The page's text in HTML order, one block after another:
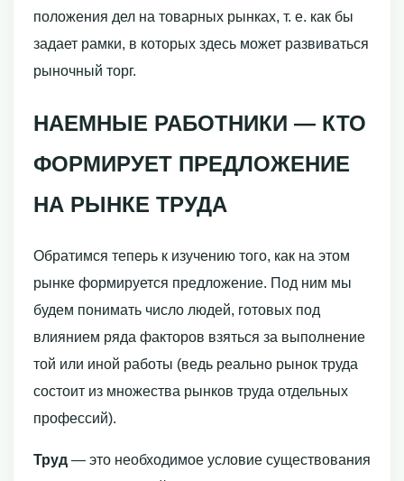
положения дел на товарных рынках, т. е. как бы
задает рамки, в которых здесь может развиваться
рыночный торг.
НАЕМНЫЕ РАБОТНИКИ — КТО
ФОРМИРУЕТ ПРЕДЛОЖЕНИЕ
НА РЫНКЕ ТРУДА
Обратимся теперь к изучению того, как на этом
рынке формируется предложе­ние. Под ним мы
будем понимать число людей, готовых под
влиянием ряда фак­торов взяться за выполнение
той или иной работы (ведь реально рынок труда
со­стоит из множества рынков труда отдельных
профессий).
Труд — это необходимое условие существования